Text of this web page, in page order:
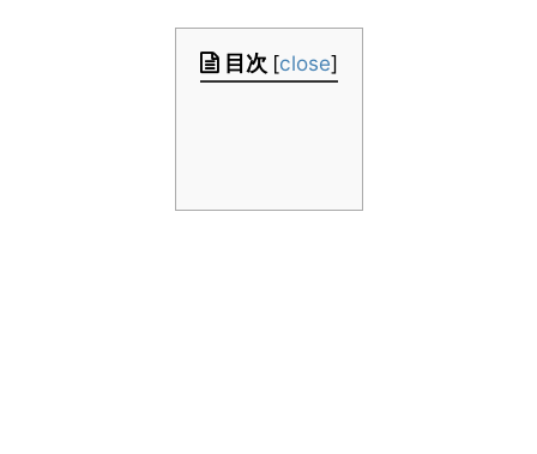
目次 [close]